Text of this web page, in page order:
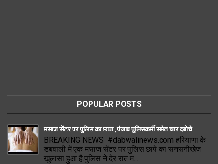
POPULAR POSTS
मसाज सेंटर पर पुलिस का छापा ,पंजाब पुलिसकर्मी समेत चार दबोचे
BREAKING NEWS #dabwalinews.com हरियाणा के
डबवाली में एक मसाज सेंटर पर पुलिस छापे का सनसनीखेज
खुलासा हुआ है.पुलिस ने देर रात म...